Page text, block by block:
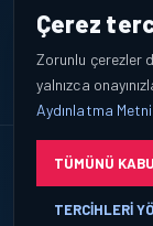
YouTube
WhatsApp
© 2026
Okuyucu verileri
Çerez
Zorunlu çerezler
yalnızca
Aydınlatma Metni
TÜMÜNÜ
TERCIHLERI